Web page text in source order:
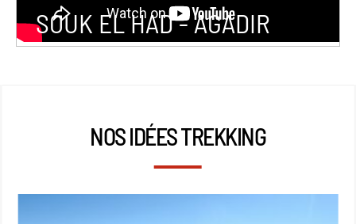
SOUK EL HAD - AGADIR
NOS IDÉES TREKKING